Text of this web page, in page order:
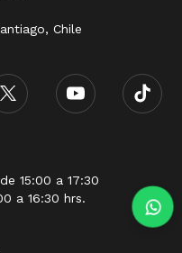
Chile
15:00 a 17:30
a 16:30 hrs.